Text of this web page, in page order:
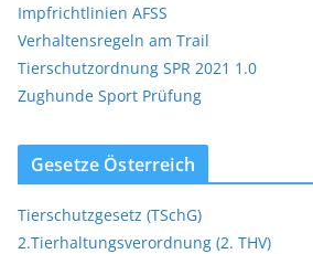
Impfrichtlinien AFSS
Verhaltensregeln am Trail
Tierschutzordnung SPR 2021 1.0
Zughunde Sport Prüfung
Gesetze Österreich
Tierschutzgesetz (TSchG)
2.Tierhaltungsverordnung (2. THV)